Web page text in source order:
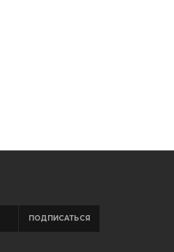
ПОДПИСАТЬСЯ